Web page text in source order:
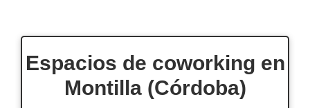
Espacios de coworking en
Montilla (Córdoba)